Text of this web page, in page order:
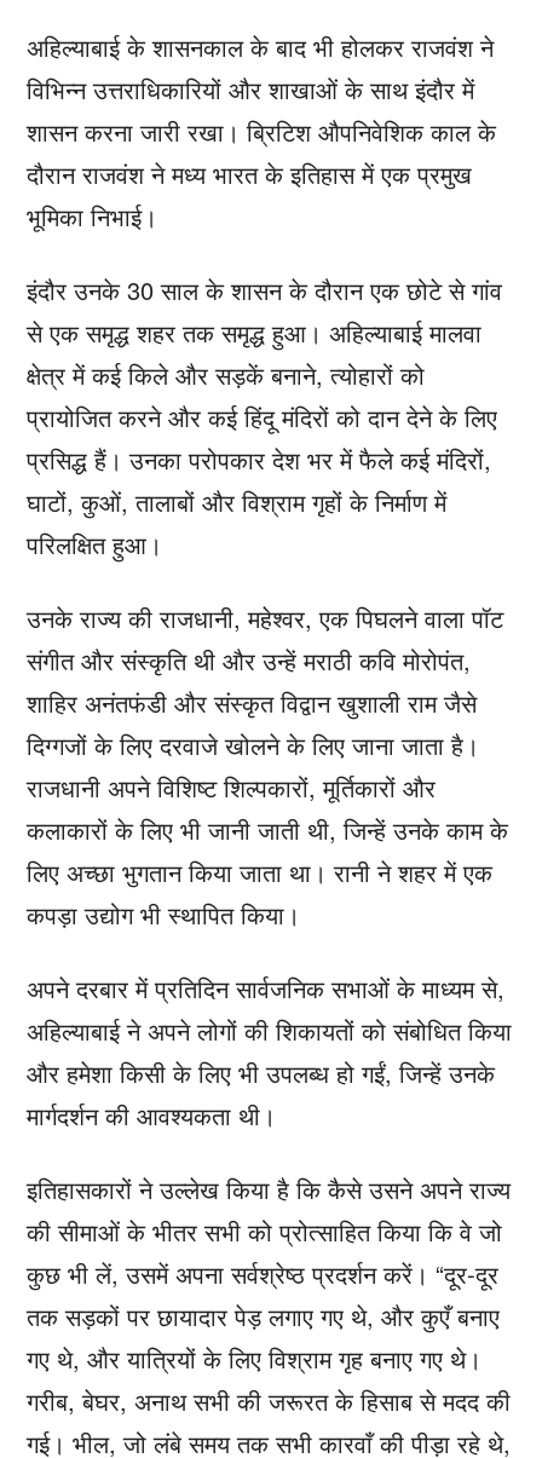
अहिल्याबाई के शासनकाल के बाद भी होलकर राजवंश ने
विभिन्न उत्तराधिकारियों और शाखाओं के साथ इंदौर में
शासन करना जारी रखा। ब्रिटिश औपनिवेशिक काल के
दौरान राजवंश ने मध्य भारत के इतिहास में एक प्रमुख
भूमिका निभाई।
इंदौर उनके 30 साल के शासन के दौरान एक छोटे से गांव
से एक समृद्ध शहर तक समृद्ध हुआ। अहिल्याबाई मालवा
क्षेत्र में कई किले और सड़कें बनाने, त्योहारों को
प्रायोजित करने और कई हिंदू मंदिरों को दान देने के लिए
प्रसिद्ध हैं। उनका परोपकार देश भर में फैले कई मंदिरों,
घाटों, कुओं, तालाबों और विश्राम गृहों के निर्माण में
परिलक्षित हुआ।
उनके राज्य की राजधानी, महेश्वर, एक पिघलने वाला पॉट
संगीत और संस्कृति थी और उन्हें मराठी कवि मोरोपंत,
शाहिर अनंतफंडी और संस्कृत विद्वान खुशाली राम जैसे
दिग्गजों के लिए दरवाजे खोलने के लिए जाना जाता है।
राजधानी अपने विशिष्ट शिल्पकारों, मूर्तिकारों और
कलाकारों के लिए भी जानी जाती थी, जिन्हें उनके काम के
लिए अच्छा भुगतान किया जाता था। रानी ने शहर में एक
कपड़ा उद्योग भी स्थापित किया।
अपने दरबार में प्रतिदिन सार्वजनिक सभाओं के माध्यम से,
अहिल्याबाई ने अपने लोगों की शिकायतों को संबोधित किया
और हमेशा किसी के लिए भी उपलब्ध हो गईं, जिन्हें उनके
मार्गदर्शन की आवश्यकता थी।
इतिहासकारों ने उल्लेख किया है कि कैसे उसने अपने राज्य
की सीमाओं के भीतर सभी को प्रोत्साहित किया कि वे जो
कुछ भी लें, उसमें अपना सर्वश्रेष्ठ प्रदर्शन करें। “दूर-दूर
तक सड़कों पर छायादार पेड़ लगाए गए थे, और कुएँ बनाए
गए थे, और यात्रियों के लिए विश्राम गृह बनाए गए थे।
गरीब, बेघर, अनाथ सभी की जरूरत के हिसाब से मदद की
गई। भील, जो लंबे समय तक सभी कारवाँ की पीड़ा रहे थे,